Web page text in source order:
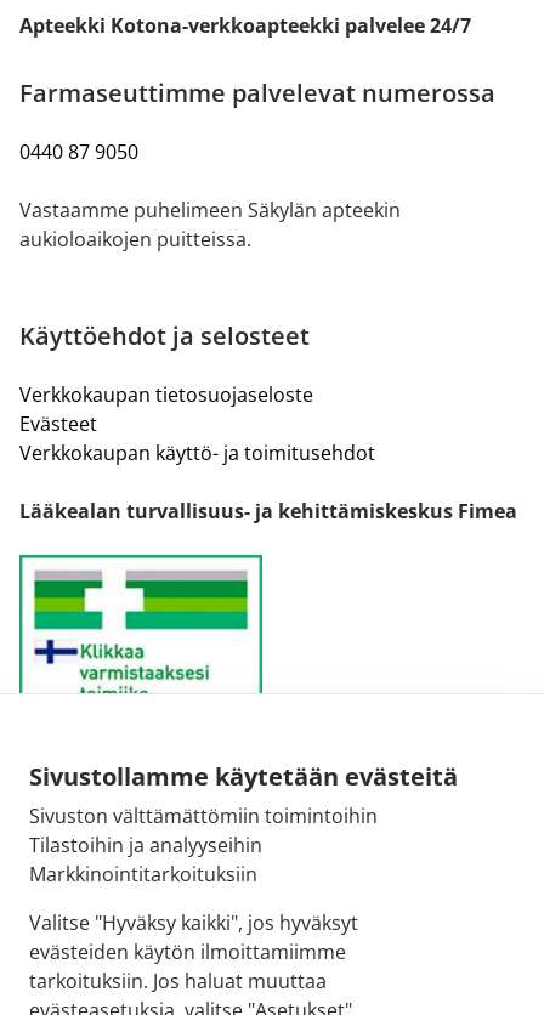
Sivustollamme käytetään evästeitä
Sivuston välttämättömiin toimintoihin
Tilastoihin ja analyyseihin
Markkinointitarkoituksiin
Valitse "Hyväksy kaikki", jos hyväksyt
evästeiden käytön ilmoittamiimme
tarkoituksiin. Jos haluat muuttaa
Apteekki Kotona-verkkoapteekki palvelee 24/7
Farmaseuttimme palvelevat numerossa
0440 87 9050
Vastaamme puhelimeen Säkylän apteekin
aukioloaikojen puitteissa.
Käyttöehdot ja selosteet
Verkkokaupan tietosuojaseloste
Evästeet
Verkkokaupan käyttö- ja toimitusehdot
Lääkealan turvallisuus- ja kehittämiskeskus Fimea
Sähköpostiosoite:
kirjaamo@fimea.fi
029 522 3341